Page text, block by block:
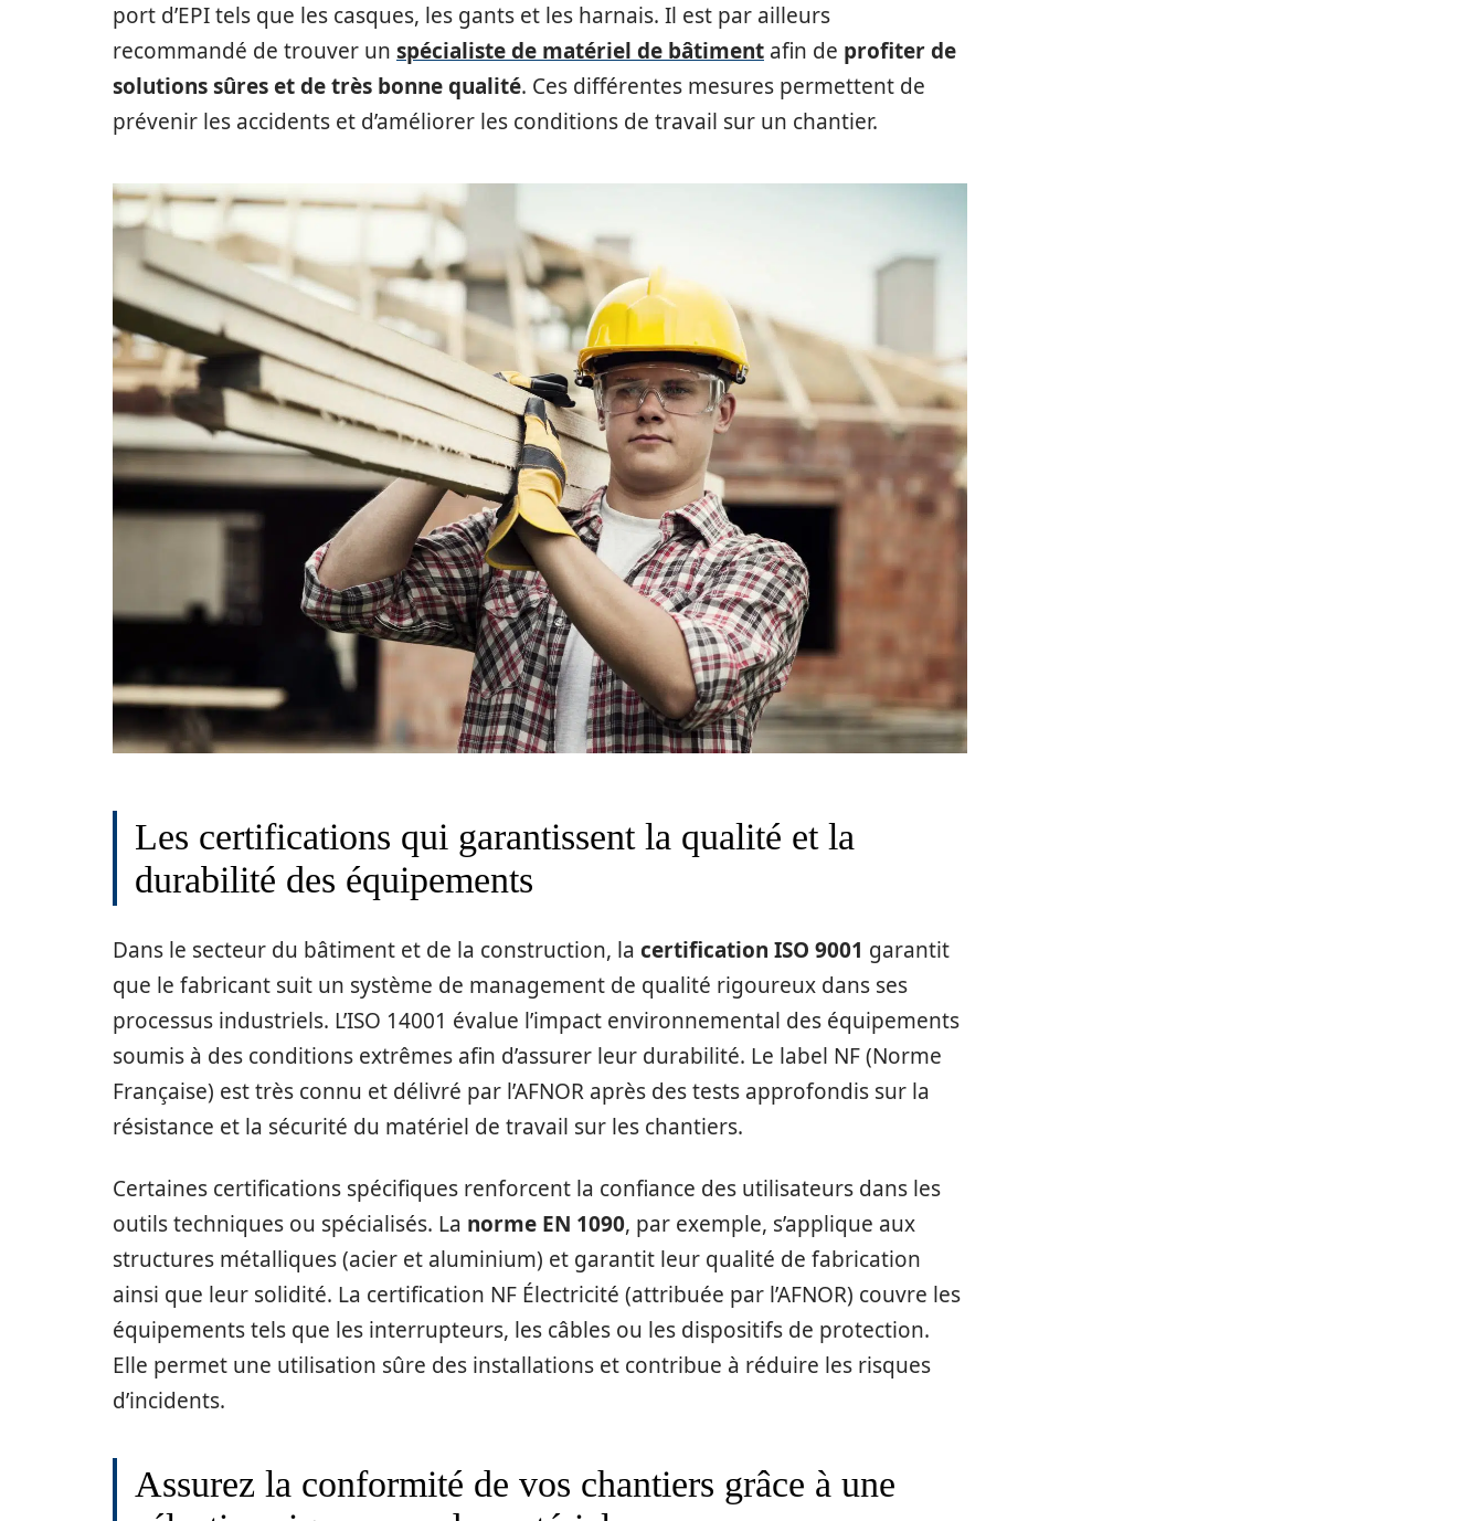
port d’EPI tels que les casques, les gants et les harnais. Il est par ailleurs
recommandé de trouver un spécialiste de matériel de bâtiment afin de profiter de
solutions sûres et de très bonne qualité. Ces différentes mesures permettent de
prévenir les accidents et d’améliorer les conditions de travail sur un chantier.
Les certifications qui garantissent la qualité et la
durabilité des équipements
Dans le secteur du bâtiment et de la construction, la certification ISO 9001 garantit
que le fabricant suit un système de management de qualité rigoureux dans ses
processus industriels. L’ISO 14001 évalue l’impact environnemental des équipements
soumis à des conditions extrêmes afin d’assurer leur durabilité. Le label NF (Norme
Française) est très connu et délivré par l’AFNOR après des tests approfondis sur la
résistance et la sécurité du matériel de travail sur les chantiers.
Certaines certifications spécifiques renforcent la confiance des utilisateurs dans les
outils techniques ou spécialisés. La norme EN 1090, par exemple, s’applique aux
structures métalliques (acier et aluminium) et garantit leur qualité de fabrication
ainsi que leur solidité. La certification NF Électricité (attribuée par l’AFNOR) couvre les
équipements tels que les interrupteurs, les câbles ou les dispositifs de protection.
Elle permet une utilisation sûre des installations et contribue à réduire les risques
d’incidents.
Assurez la conformité de vos chantiers grâce à une